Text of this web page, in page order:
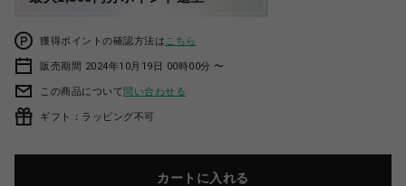
獲得ポイントの確認方法は こちら
販売期間 2024年10月19日 00時00分 〜
この商品について問い合わせる
ギフト：ラッピング不可
カートに入れる